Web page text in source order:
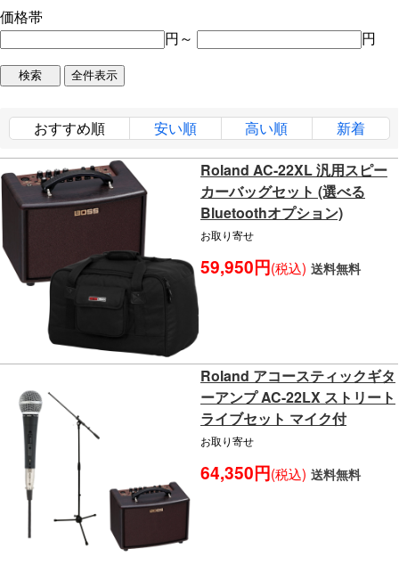
価格帯
円～
円
おすすめ順 安い順 高い順 新着
Roland AC-22XL 汎用スピー
カーバッグセット (選べる
Bluetoothオプション)
お取り寄せ
59,950円(税込) 送料無料
Roland アコースティックギタ
ーアンプ AC-22LX ストリート
ライブセット マイク付
お取り寄せ
64,350円(税込) 送料無料